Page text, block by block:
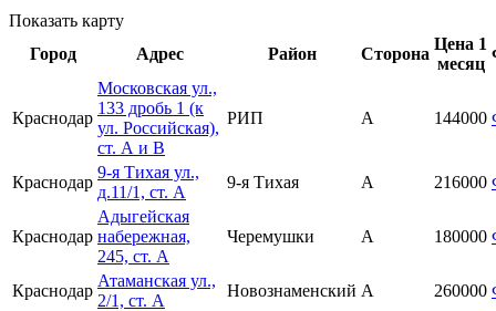
Показать карту
Город
Адрес Район Сторона
Цена 1
месяц
Краснодар
Московская ул.,
133 дробь 1 (к
ул. Российская),
ст. А и В
РИП А 144000
Краснодар
9-я Тихая ул.,
д.11/1, ст. А
9-я Тихая А 216000
Краснодар
Адыгейская
набережная,
245, ст. А
Черемушки А 180000
Краснодар
Атаманская ул.,
2/1, ст. А
Новознаменский A 260000